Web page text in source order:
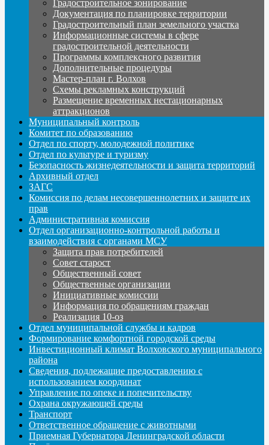
Градостроительное зонирование
Документация по планировке территории
Градостроительный план земельного участка
Информационные системы в сфере
градостроительной деятельности
Программы комплексного развития
Дополнительные процедуры
Мастер-план г. Волхов
Схемы рекламных конструкций
Размещение временных нестационарных
аттракционов
Муниципальный контроль
Комитет по образованию
Отдел по спорту, молодежной политике
Отдел по культуре и туризму
Безопасность жизнедеятельности и защита территорий
Архивный отдел
ЗАГС
Комиссия по делам несовершеннолетних и защите их
прав
Административная комиссия
Отдел организационно-контрольной работы и
взаимодействия с органами МСУ
Защита прав потребителей
Совет старост
Общественный совет
Общественные организации
Инициативные комиссии
Информация по обращениям граждан
Реализация 10-оз
Отдел муниципальной службы и кадров
Формирование комфортной городской среды
Инвестиционный климат Волховского муниципального
района
Сведения, подлежащие предоставлению с
использованием координат
Управление по опеке и попечительству
Охрана окружающей среды
Транспорт
Ответственное обращение с животными
Приемная Губернатора Ленинградской области